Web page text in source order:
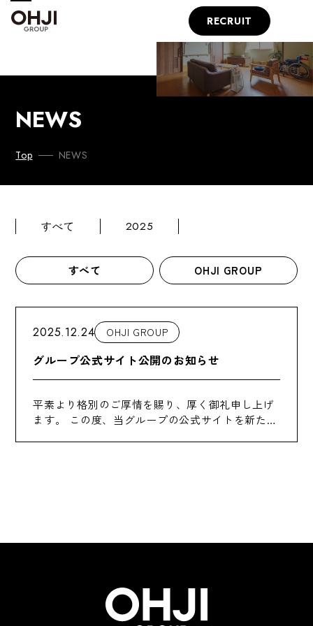
RECRUIT
NEWS
Top NEWS
すべて 2025
すべて OHJI GROUP
2025.12.24 OHJI GROUP
グループ公式サイト公開のお知らせ
平素より格別のご厚情を賜り、厚く御礼申し上げ
ます。 この度、当グループの公式サイトを新たに